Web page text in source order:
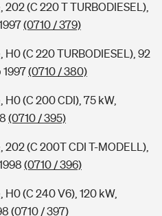
(C 220 T TURBODIESEL),
(0710 / 379)
(C 220 TURBODIESEL), 92
1997(0710 / 380)
(C 200 CDI), 75 kW,
(0710 / 395)
(C 200T CDI T-MODELL),
(0710 / 396)
(C 240 V6), 120 kW,
(0710 / 397)